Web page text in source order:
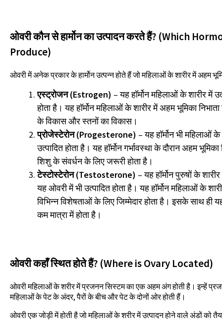
ओवरी कौन से हार्मोन का उत्पादन करते हैं? (Which
Produce)
ओवरी में अनेक प्रकार के हार्मोन उत्पन्न होते हैं जो महिलाओं के शारीर में अहम
एस्ट्रोजन (Estrogen) – यह हॉर्मोन महिलाओं के शारीर में
होता है। यह हॉर्मोन महिलाओं के शारीर में अहम भूमिका
के विकास और स्तनों का विकास।
प्रोजेस्टेरोन (Progesterone) – यह हॉर्मोन भी महिलाओं
उत्पादित होता है। यह हॉर्मोन गर्भावस्था के दौरान अहम
शिशु के संवर्धन के लिए जरूरी होता है।
टेस्टोस्टेरोन (Testosterone) – यह हॉर्मोन पुरुषों के
यह ओवरी में भी उत्पादित होता है। यह हॉर्मोन महिलाओं के
विभिन्न विशेषताओं के लिए जिम्मेदार होता है। इसके साथ ही
कम मात्रा में होता है।
ओवरी कहाँ स्थित होते हैं? (Where is Ovary Located)
ओवरी महिलाओं के शरीर में प्रजनन सिस्टम का एक अहम अंग होती है। इन्हें
महिलाओं के पेट के अंदर, पैरों के बीच और पेट के दोनों ओर होती हैं।
ओवरी एक जोड़ी में होती है जो महिलाओं के शरीर में उत्पादन होने वाले अंडों को